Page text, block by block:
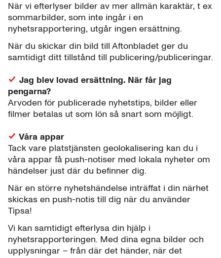
När vi efterlyser bilder av mer allmän karaktär, t ex
sommarbilder, som inte ingår i en
nyhetsrapportering, utgår ingen ersättning.
När du skickar din bild till Aftonbladet ger du
samtidigt ditt tillstånd till publicering/publiceringar.
Jag blev lovad ersättning. När får jag
pengarna?
Arvoden för publicerade nyhetstips, bilder eller
filmer betalas ut som lön så snart som möjligt.
Våra appar
Tack vare platstjänsten geolokalisering kan du i
våra appar få push-notiser med lokala nyheter om
händelser just där du befinner dig.
När en större nyhetshändelse inträffat i din närhet
skickas en push-notis till dig när du använder
Tipsa!
Vi kan samtidigt efterlysa din hjälp i
nyhetsrapporteringen. Med dina egna bilder och
upplysningar – från där det händer, när det